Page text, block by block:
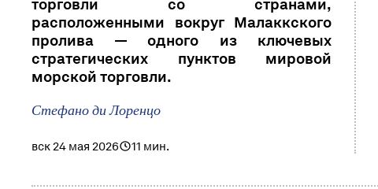
торговли со странами,
расположенными вокруг Малаккского
пролива — одного из ключевых
стратегических пунктов мировой
морской торговли.
Стефано ди Лоренцо
вск 24 мая 2026 11 мин.